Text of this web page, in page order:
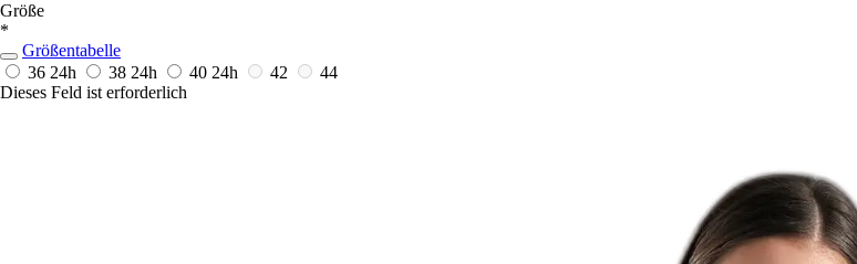
Größe
*
Größentabelle
36 24h 38 24h 40 24h 42
44
Dieses Feld ist erforderlich